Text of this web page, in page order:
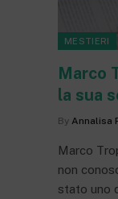
MESTIERI
Marco
la sua
By Annalisa
Marco
non
stato uno